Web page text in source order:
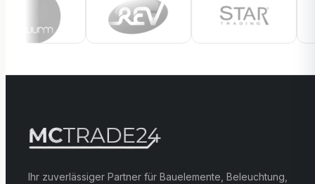
Ihr zuverlässiger Partner für Bauelemente, Beleuchtung,